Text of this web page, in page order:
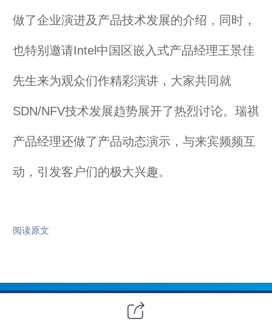
做了企业演进及产品技术发展的介绍，同时，
也特别邀请Intel 中国区嵌入式产品经理王景佳
先生来为观众们作精彩演讲，大家共同就
SDN/NFV技术发展趋势展开了热烈讨论。瑞祺
产品经理还做了产品动态演示，与来宾频频互
动，引发客户们的极大兴趣。
阅读原文